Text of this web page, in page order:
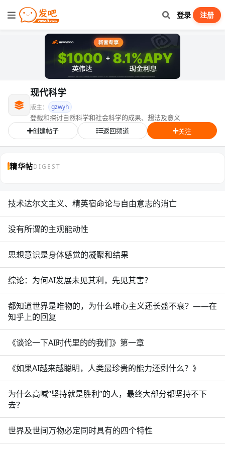
登录 注册
现代科学
版主： gzwyh
登载和探讨自然科学和社会科学的成果、想法及意义
创建帖子
返回频道 关注
精华帖DIGEST
技术达尔文主义、精英宿命论与自由意志的消亡
没有所谓的主观能动性
思想意识是身体感觉的凝聚和结果
综论：为何AI发展未见其利，先见其害？
都知道世界是唯物的，为什么唯心主义还长盛不衰？——在
知乎上的回复
《谈论一下AI时代里的的我们》第一章
《如果AI越来越聪明，人类最珍贵的能力还剩什么？》
为什么高喊“坚持就是胜利”的人，最终大部分都坚持不下
去？
世界及世间万物必定同时具有的四个特性